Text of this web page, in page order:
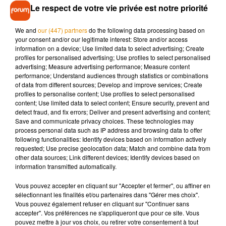
Si au début des années 2000, l’objectif du Festival de Loire
était simplement qu’Orléans se retourne vers son fleuve, le
maire Serge Grouard veut désormais« continuer à créer de
l’activité sur la Loire, au-delà de l’événement ». Une réflexion
(date, impact écologique, etc.) est d’ailleurs en cours en
mairie, avec l’opposition, autour de l’évolution du festival
dans les prochaines années.
Cet élément est masqué compte-tenu du refus du
dépôt de cookies que vous avez exprimé. Si vous
souhaitez l'afficher, merci de nous donner votre accord
en cliquant sur le bouton ci-dessous.
Afficher l'élément
Le respect de votre vie privée est notre priorité
We and our (447) partnersdo the following data processing based on
your consent and/or our legitimate interest: Store and/or access
information on a device; Use limited data to select advertising; Create
profiles for personalised advertising; Use profiles to select personalised
advertising; Measure advertising performance; Measure content
performance; Understand audiences through statistics or combinations
of data from different sources; Develop and improve services; Create
profiles to personalise content; Use profiles to select personalised
content; Use limited data to select content; Ensure security, prevent and
detect fraud, and fix errors; Deliver and present advertising and content;
Save and communicate privacy choices. These technologies may
process personal data such as IP address and browsing data to offer
following functionalities: Identify devices based on information actively
requested; Use precise geolocation data; Match and combine data from
other data sources; Link different devices; Identify devices based on
information transmitted automatically.
Vous pouvez accepter en cliquant sur "Accepter et fermer", ou affiner en
sélectionnant les finalités et/ou partenaires dans "Gérer mes choix".
Vous pouvez également refuser en cliquant sur "Continuer sans
accepter". Vos préférences ne s'appliqueront que pour ce site. Vous
pouvez mettre à jour vos choix, ou retirer votre consentement à tout